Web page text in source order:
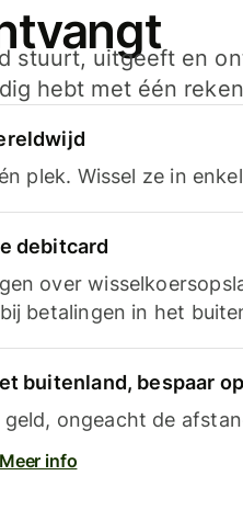
stuurt, uitgeeft en
hebt met één
plek. Wissel ze in
debitcard
over
betalingen in het
buitenland, bespaar
geld, ongeacht de
Meer info